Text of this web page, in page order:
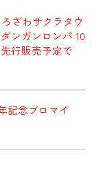
ざわサクラタウ
ンガンロンパ 10
行販売予定で
記念ブロマイ